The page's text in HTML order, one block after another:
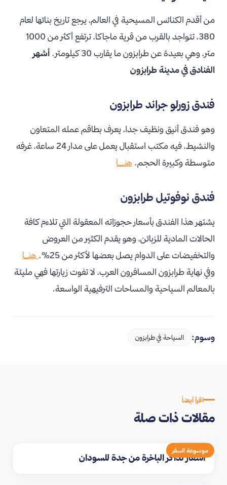
من أقدم الكنائس المسيحية في العالم، يرجع تاريخ بنائها لعام
380، تتواجد بالقرب من قرية ماجاكا، ترتفع أكثر من 1000
متر، وهي بعيدة عن طرابزون ما يقارب 30 كيلومتر.
أشهر
الفنادق في مدينة طرابزون
فندق زورلو جراند طرابزون
وهو فندق أنيق ونظيف جدا، يعرف بطاقم عمله المتعاون
والنشيط، فيه مكتب استقبال يعمل على مدار 24 ساعة، غرفه
متوسطة وكبيرة الحجم. هنـــــا
فندق نوفوتيل طرابزون
يشتهر هذا الفندق بأسعار حجوزاته المعقولة التي تلاءم كافة
الحالات المادية للزبائن، وهو يقدم الكثير من العروض
والتخفيضات على الدوام يصل بعضها لأكثر من 25%.
هنـــا
وفي نهاية طرابزون المسافرون العرب، لا تفوت زيارتها فهي مليئة
بالمعالم السياحية والمساحات الترفيهية الواسعة.
وسوم: السياحة في طرابزون
اقرأ أيضاً
مقالات ذات صلة
موسوعة السفر
اسعار تذاكر الباخرة من جدة للسودان